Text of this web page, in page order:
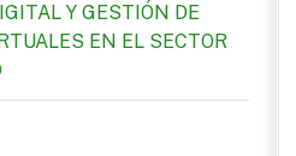
Y GESTIÓN DE
EN EL SECTOR